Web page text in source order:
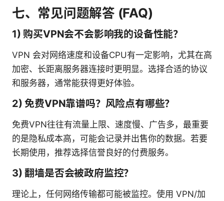
七、常见问题解答 (FAQ)
1) 购买VPN会不会影响我的设备性能？
VPN 会对网络速度和设备CPU有一定影响，尤其在高
加密、长距离服务器连接时更明显。选择合适的协议
和服务器，通常能获得更好体验。
2) 免费VPN靠谱吗？风险点有哪些？
免费VPN往往有流量上限、速度慢、广告多，最重要
的是隐私成本高，可能会记录并出售你的数据。若要
长期使用，推荐选择信誉良好的付费服务。
3) 翻墙是否会被政府监控？
理论上，任何网络传输都可能被监控。使用 VPN/加